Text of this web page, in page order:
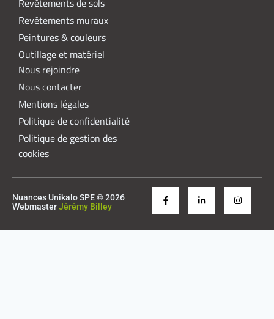
Revêtements muraux
Peintures & couleurs
Outillage et matériel
Nous rejoindre
Nous contacter
Mentions légales
Politique de confidentialité
Politique de gestion des
cookies
Nuances Unikalo SPE © 2026
WebmasterJérémy Billey